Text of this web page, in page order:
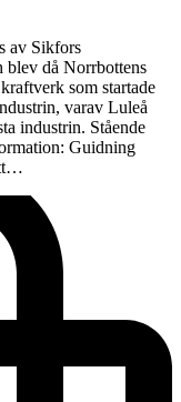
av Sikfors
blev då Norrbottens
som startade
varav Luleå
industrin. Stående
Guidning